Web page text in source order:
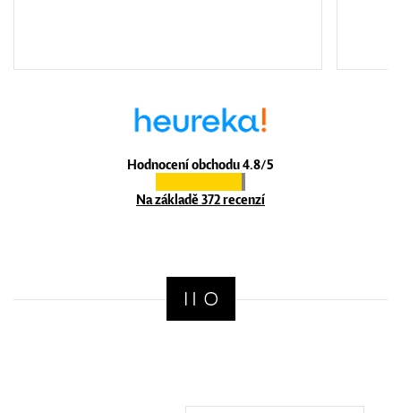
Hodnocení obchodu 4.8/5
Na základě 372 recenzí